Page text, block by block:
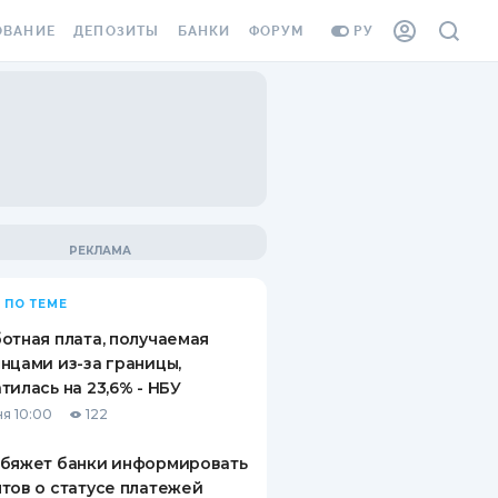
РУ
ВИНЬЕТКА
СОТРУДНИКОВ
ОТ
СЛУЧАЕВ
ДЕПОЗИТЫ
ВОПРОСЫ И ОТВЕТЫ
ПУТЕВОДИТЕЛИ ПО
СБЕРЕЖЕНИЯМ
БАНКИ ФОРУМ
ПО ТЕМЕ
плата, получаемая
из-за границы,
на 23,6% - НБУ
10:00 122
банки информировать
о статусе платежей